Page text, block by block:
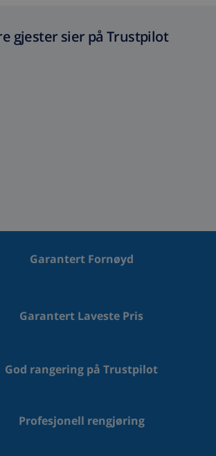
gjester sier på Trustpilot
Garantert Fornøyd
Garantert Laveste Pris
God rangering på Trustpilot
Profesjonell rengjøring